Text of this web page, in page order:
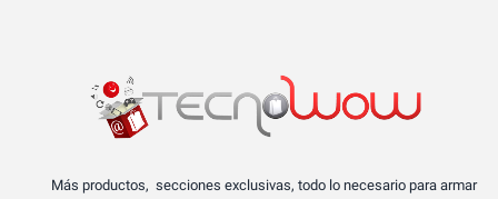
Más productos, secciones exclusivas, todo lo necesario para armar